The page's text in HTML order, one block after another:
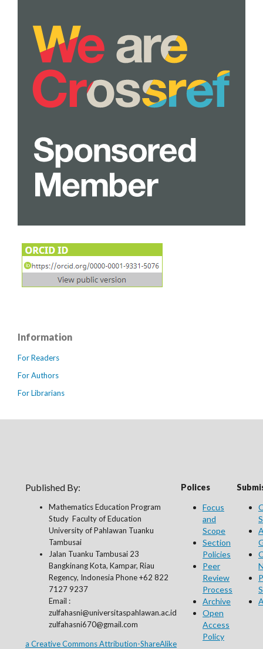
Information
For Readers
For Authors
For Librarians
Published By:
Mathematics Education Program
Study Faculty of Education
University of Pahlawan Tuanku
Tambusai
Jalan Tuanku Tambusai 23
Bangkinang Kota, Kampar, Riau
Regency, Indonesia Phone +62 822
7127 9237
Email :
zulfahasni@universitaspahlawan.ac.id
zulfahasni670@gmail.com
a Creative Commons Attribution-ShareAlike
Polices
Focus
and
Scope
Section
Policies
Peer
Review
Process
Archive
Open
Access
Policy